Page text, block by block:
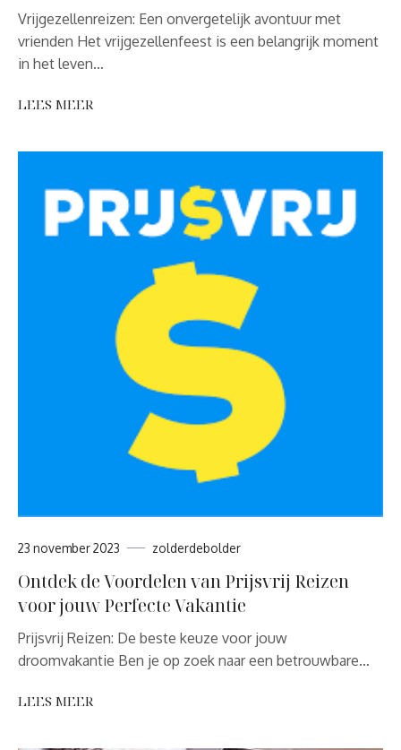
Vrijgezellenreizen: Een onvergetelijk avontuur met
vrienden Het vrijgezellenfeest is een belangrijk moment
in het leven…
LEES MEER
23 november 2023 zolderdebolder
Ontdek de Voordelen van Prijsvrij Reizen
voor jouw Perfecte Vakantie
Prijsvrij Reizen: De beste keuze voor jouw
droomvakantie Ben je op zoek naar een betrouwbare…
LEES MEER